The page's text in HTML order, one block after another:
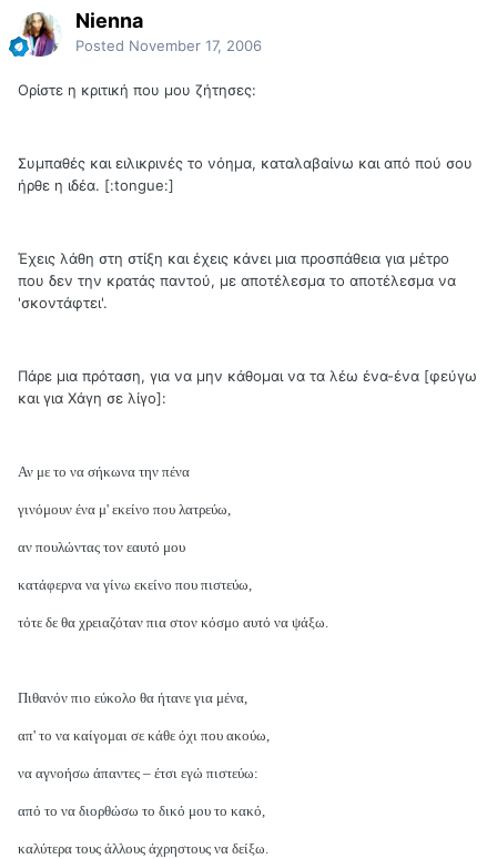
Nienna
Posted November 17, 2006
Ορίστε η κριτική που μου ζήτησες:
Συμπαθές και ειλικρινές το νόημα, καταλαβαίνω και από πού σου
ήρθε η ιδέα. [:tongue:]
Έχεις λάθη στη στίξη και έχεις κάνει μια προσπάθεια για μέτρο
που δεν την κρατάς παντού, με αποτέλεσμα το αποτέλεσμα να
'σκοντάφτει'.
Πάρε μια πρόταση, για να μην κάθομαι να τα λέω ένα-ένα [φεύγω
και για Χάγη σε λίγο]:
Αν με το να σήκωνα την πένα
γινόμουν ένα μ' εκείνο που λατρεύω,
αν πουλώντας τον εαυτό μου
κατάφερνα να γίνω εκείνο που πιστεύω,
τότε δε θα χρειαζόταν πια στον κόσμο αυτό να ψάξω.
Πιθανόν πιο εύκολο θα ήτανε για μένα,
απ' το να καίγομαι σε κάθε όχι που ακούω,
να αγνοήσω άπαντες – έτσι εγώ πιστεύω:
από το να διορθώσω το δικό μου το κακό,
καλύτερα τους άλλους άχρηστους να δείξω.